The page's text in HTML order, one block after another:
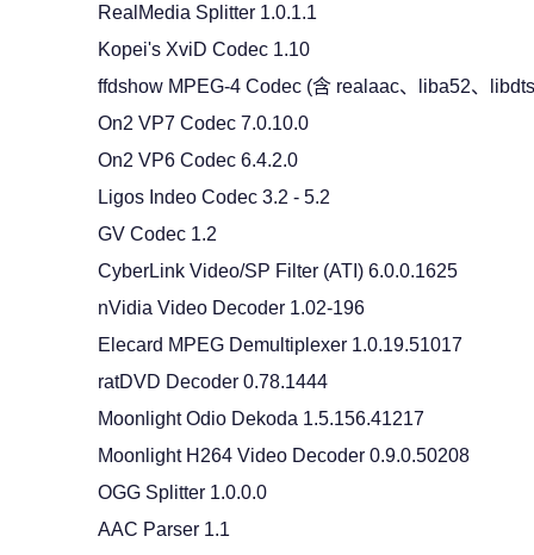
RealMedia Splitter 1.0.1.1
Kopei's XviD Codec 1.10
ffdshow MPEG-4 Codec (含 realaac、liba52、
On2 VP7 Codec 7.0.10.0
On2 VP6 Codec 6.4.2.0
Ligos Indeo Codec 3.2 - 5.2
GV Codec 1.2
CyberLink Video/SP Filter (ATI) 6.0.0.1625
nVidia Video Decoder 1.02-196
Elecard MPEG Demultiplexer 1.0.19.51017
ratDVD Decoder 0.78.1444
Moonlight Odio Dekoda 1.5.156.41217
Moonlight H264 Video Decoder 0.9.0.50208
OGG Splitter 1.0.0.0
AAC Parser 1.1